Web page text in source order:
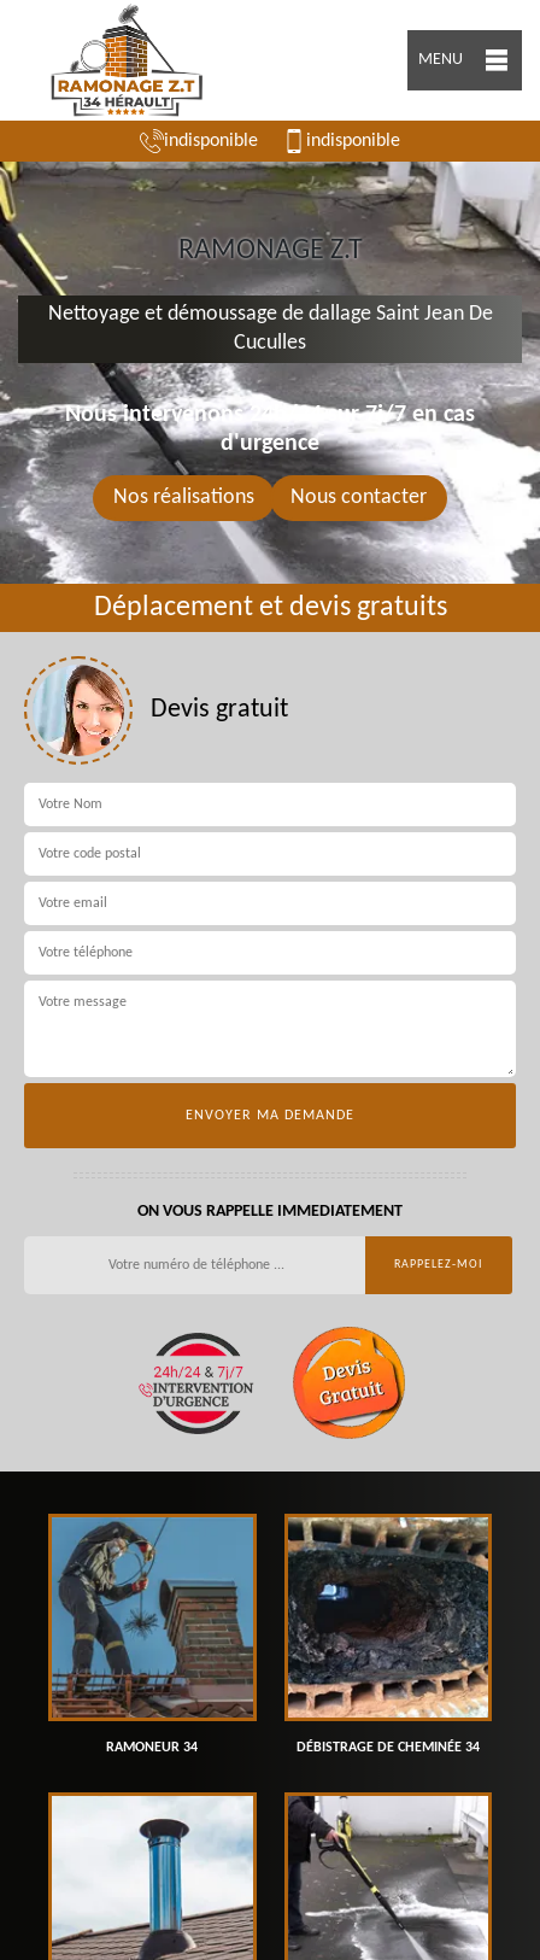
MENU
indisponible indisponible
RAMONAGE Z.T
Nettoyage et démoussage de dallage Saint Jean De
Cuculles
Nous intervenons 24h/24 sur 7j/7 en cas
d'urgence
Nos réalisations Nous contacter
Déplacement et devis gratuits
Devis gratuit
ON VOUS RAPPELLE IMMEDIATEMENT
RAMONEUR 34 DÉBISTRAGE DE CHEMINÉE 34